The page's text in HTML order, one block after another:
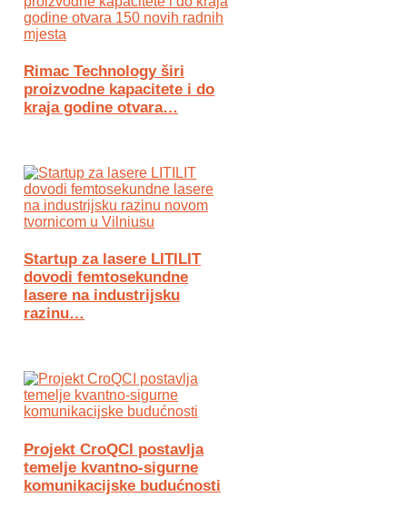
Rimac Technology širi
proizvodne kapacitete i do
kraja godine otvara…
Startup za lasere LITILIT
dovodi femtosekundne
lasere na industrijsku
razinu…
Projekt CroQCI postavlja
temelje kvantno-sigurne
komunikacijske budućnosti